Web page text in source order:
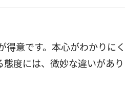
意です。本心がわかりにく
度には、微妙な違いがあり